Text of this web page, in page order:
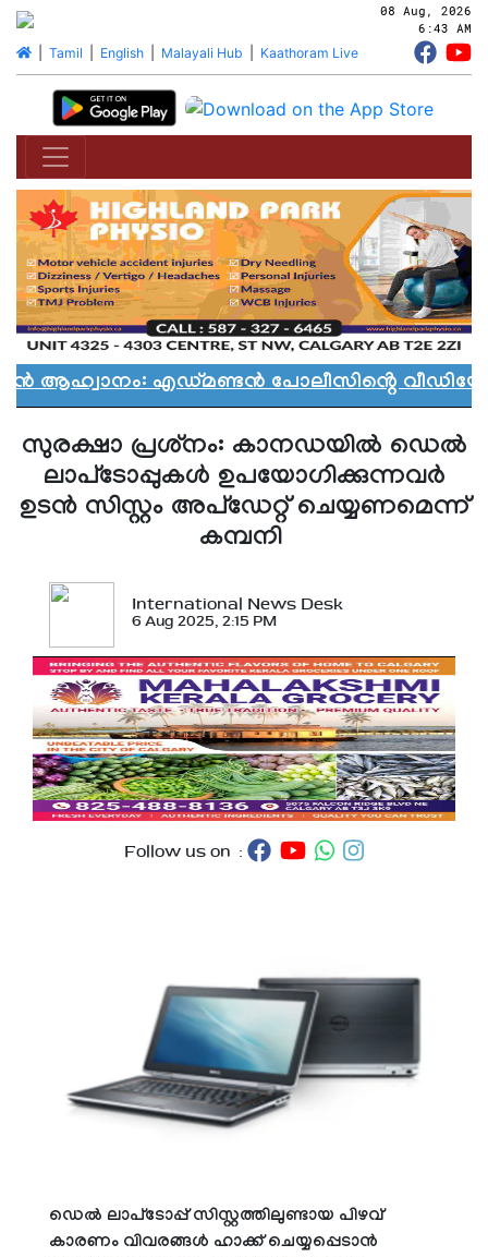
08 Aug, 2026
6:43 AM
| Tamil English| Malayali Hub Kaathoram Live
ആഹ്വാനം: എഡ്മണ്ടൻ പോലീസിൻ്റെ വീഡിയോ
സുരക്ഷാ പ്രശ്‌നം: കാനഡയില്‍ ഡെല്‍
ലാപ്‌ടോപ്പുകള്‍ ഉപയോഗിക്കുന്നവര്‍
ഉടന്‍ സിസ്റ്റം അപ്‌ഡേറ്റ് ചെയ്യണമെന്ന്
കമ്പനി
International News Desk
6 Aug 2025, 2:15 PM
Follow us on :
ഡെല്‍ ലാപ്‌ടോപ്പ് സിസ്റ്റത്തിലുണ്ടായ പിഴവ്
കാരണം വിവരങ്ങള്‍ ഹാക്ക് ചെയ്യപ്പെടാന്‍